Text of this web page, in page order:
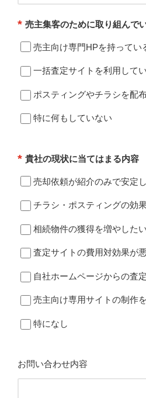
* 売主集客のために取り組んで
売主向け専門HPを持ってい
一括査定サイトを利用して
ポスティングやチラシを配
特に何もしていない
* 貴社の現状に当てはまる内容
売却依頼が紹介のみで安定
チラシ・ポスティングの効
相続物件の獲得を増やしたい
査定サイトの費用対効果が
自社ホームページからの査
売主向け専用サイトの制作
特になし
お問い合わせ内容